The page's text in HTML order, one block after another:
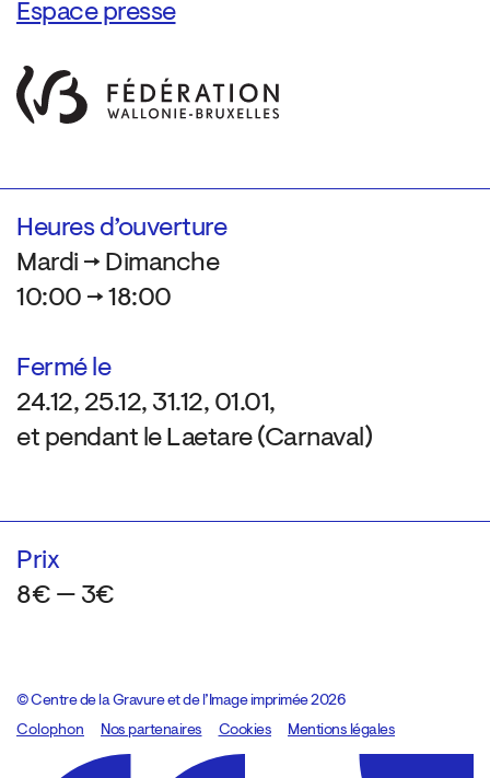
Espace presse
Heures d’ouverture
Mardi → Dimanche
10:00 → 18:00
Fermé le
24.12, 25.12, 31.12, 01.01,
et pendant le Laetare (Carnaval)
Prix
8€ — 3€
© Centre de la Gravure et de l’Image imprimée 2026
Colophon
Design:Marcel Kaczmarek, code:8080.studio
Nos partenaires Cookies Mentions légales